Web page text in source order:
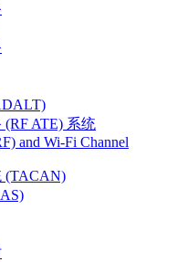
ATE) 系统
and Wi-Fi Channel
(TACAN)